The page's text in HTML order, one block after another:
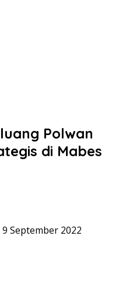
Polwan
di Mabes
9 September 2022